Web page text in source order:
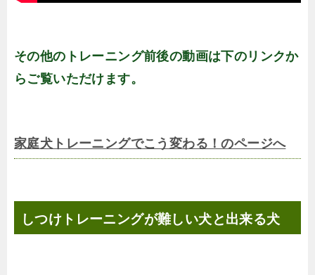
その他のトレーニング前後の動画は下のリンクか
らご覧いただけます。
家庭犬トレーニングでこう変わる！のページへ
しつけトレーニングが難しい犬と出来る犬